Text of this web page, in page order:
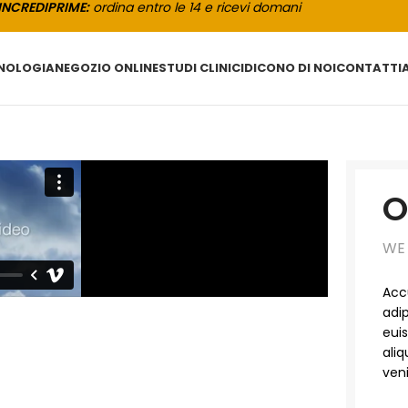
ordina entro le 14 e ricevi domani
NEGOZIO ONLINESTUDI CLINICIDICONO DI NOICONTATTI